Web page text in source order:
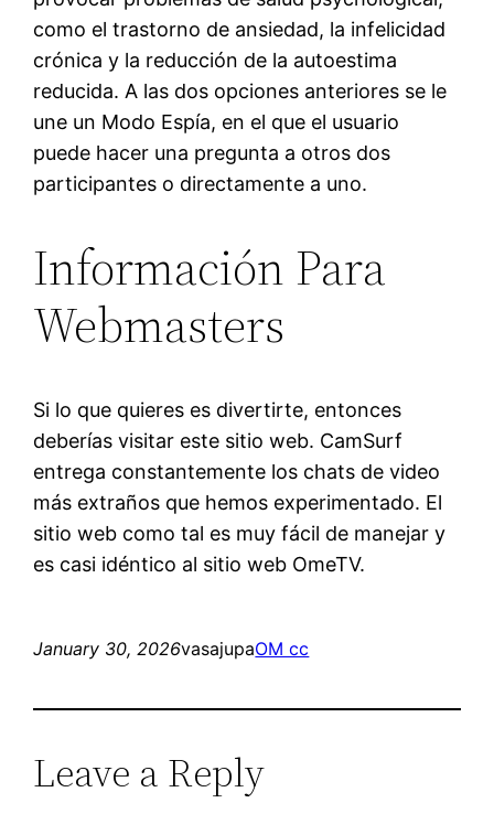
como el trastorno de ansiedad, la infelicidad
crónica y la reducción de la autoestima
reducida. A las dos opciones anteriores se le
une un Modo Espía, en el que el usuario
puede hacer una pregunta a otros dos
participantes o directamente a uno.
Información Para
Webmasters
Si lo que quieres es divertirte, entonces
deberías visitar este sitio web. CamSurf
entrega constantemente los chats de video
más extraños que hemos experimentado. El
sitio web como tal es muy fácil de manejar y
es casi idéntico al sitio web OmeTV.
January 30, 2026vasajupaOM cc
Leave a Reply